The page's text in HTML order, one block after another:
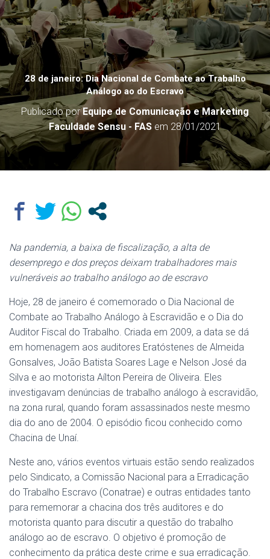
28 de janeiro: Dia Nacional de Combate ao Trabalho
Análogo ao do Escravo
Publicado porEquipe de Comunicação e Marketing
Faculdade Sensu - FAS em 28/01/2021
Na pandemia, a baixa de fiscalização, a alta de
desemprego e dos preços deixam trabalhadores mais
vulneráveis ao trabalho análogo ao de escravo
Hoje, 28 de janeiro é comemorado o Dia Nacional de
Combate ao Trabalho Análogo à Escravidão e o Dia do
Auditor Fiscal do Trabalho. Criada em 2009, a data se dá
em homenagem aos auditores Eratóstenes de Almeida
Gonsalves, João Batista Soares Lage e Nelson José da
Silva e ao motorista Aílton Pereira de Oliveira. Eles
investigavam denúncias de trabalho análogo à escravidão,
na zona rural, quando foram assassinados neste mesmo
dia do ano de 2004. O episódio ficou conhecido como
Chacina de Unaí.
Neste ano, vários eventos virtuais estão sendo realizados
pelo Sindicato, a Comissão Nacional para a Erradicação
do Trabalho Escravo (Conatrae) e outras entidades tanto
para rememorar a chacina dos três auditores e do
motorista quanto para discutir a questão do trabalho
análogo ao de escravo. O objetivo é promoção de
conhecimento da prática deste crime e sua erradicação.